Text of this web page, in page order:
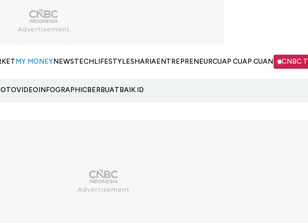
MY MONEYNEWSTECHLIFESTYLESHARIAENTREPRENEURCUAP CUAP CUAN CNBC
VIDEOINFOGRAPHICBERBUATBAIK.ID